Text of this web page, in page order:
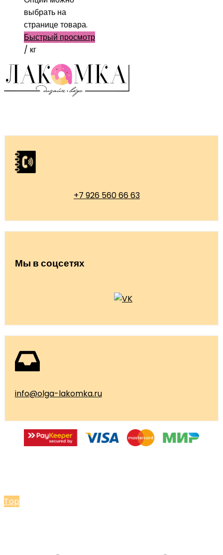
выбрать на
странице товара.
Быстрый просмотр
/ кг
+7 926 560 66 63
Мы в соцсетях
info@olga-lakomka.ru
Top